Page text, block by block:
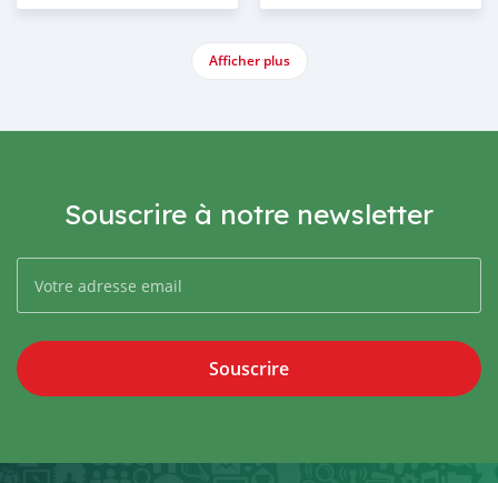
Afficher plus
Souscrire à notre newsletter
Souscrire